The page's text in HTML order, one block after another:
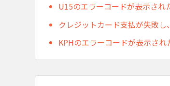
U15のエラーコードが表示され
クレジットカード支払が失敗
KPHのエラーコードが表示され